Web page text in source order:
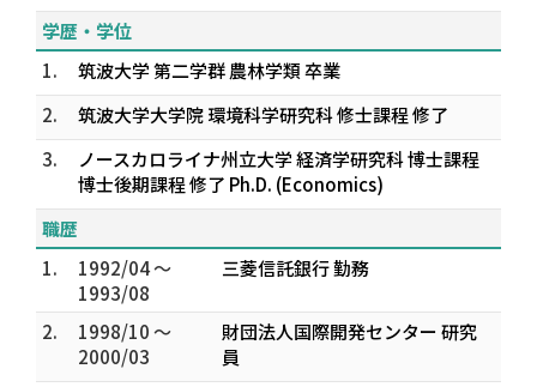
学歴・学位
1.
筑波大学 第二学群 農林学類 卒業
2.
筑波大学大学院 環境科学研究科 修士課程 修了
3.
ノースカロライナ州立大学 経済学研究科 博士課程
博士後期課程 修了 Ph.D. (Economics)
職歴
1.
1992/04 ～
1993/08
三菱信託銀行 勤務
2.
1998/10 ～
2000/03
財団法人国際開発センター 研究
員